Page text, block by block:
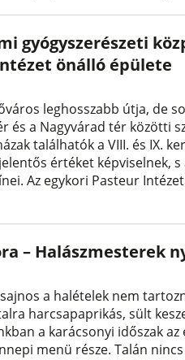
gyógyszerészeti
önálló épülete
leghosszabb útja, de
és a Nagyvárad tér közötti
találhatók a VIII. és IX.
értéket képviselnek, s
Az egykori Pasteur
– Halászmesterek
a halételek nem
harcsapaprikás, sült
a karácsonyi időszak
menü része. Talán